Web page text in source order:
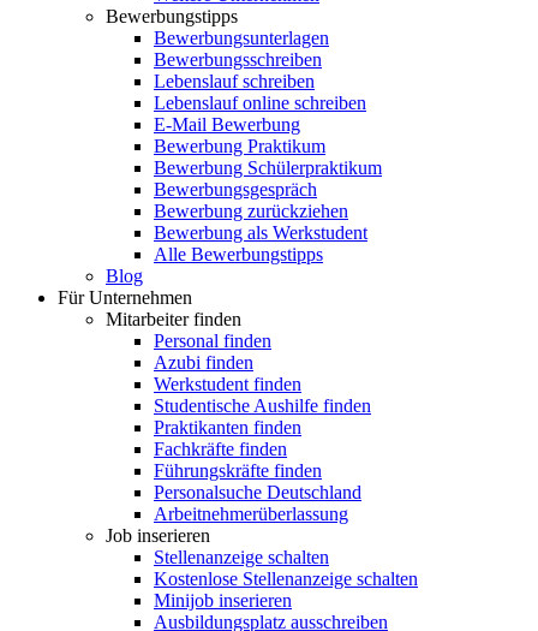
Bewerbungstipps
Bewerbungsunterlagen
Bewerbungsschreiben
Lebenslauf schreiben
Lebenslauf online schreiben
E-Mail Bewerbung
Bewerbung Praktikum
Bewerbung Schülerpraktikum
Bewerbungsgespräch
Bewerbung zurückziehen
Bewerbung als Werkstudent
Alle Bewerbungstipps
Blog
Für Unternehmen
Mitarbeiter finden
Personal finden
Azubi finden
Werkstudent finden
Studentische Aushilfe finden
Praktikanten finden
Fachkräfte finden
Führungskräfte finden
Personalsuche Deutschland
Arbeitnehmerüberlassung
Job inserieren
Stellenanzeige schalten
Kostenlose Stellenanzeige schalten
Minijob inserieren
Ausbildungsplatz ausschreiben